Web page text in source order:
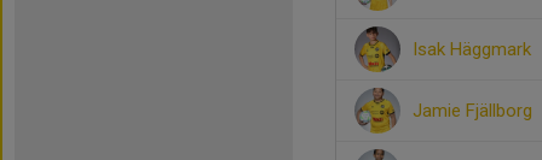
Isak Häggmark
Jamie Fjällborg